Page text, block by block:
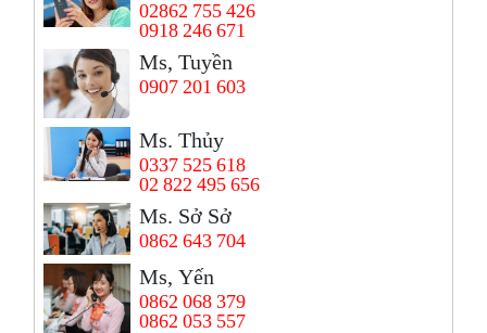
02862 755 426
0918 246 671
Ms, Tuyền
0907 201 603
Ms. Thủy
0337 525 618
02 822 495 656
Ms. Sở Sở
0862 643 704
Ms, Yến
0862 068 379
0862 053 557